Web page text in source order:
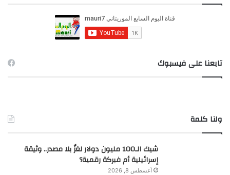
ن
:
تابعنا على فيسبوك
ولنا كلمة
شيك الـ100 مليون دولار لغزٌ بلا مصدر.. وثيقة
إسرائيلية أم فبركة رقمية؟
أغسطس 8, 2026